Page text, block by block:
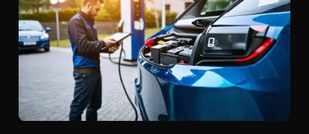
dig för framtidens
försäkringslösning
ar.